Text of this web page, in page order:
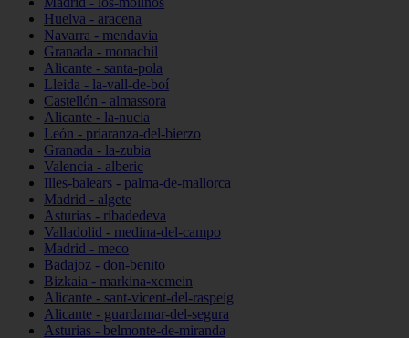
Huelva - aracena
Navarra - mendavia
Granada - monachil
Alicante - santa-pola
Lleida - la-vall-de-boí
Castellón - almassora
Alicante - la-nucia
León - priaranza-del-bierzo
Granada - la-zubia
Valencia - alberic
Illes-balears - palma-de-mallorca
Madrid - algete
Asturias - ribadedeva
Valladolid - medina-del-campo
Madrid - meco
Badajoz - don-benito
Bizkaia - markina-xemein
Alicante - sant-vicent-del-raspeig
Alicante - guardamar-del-segura
Asturias - belmonte-de-miranda